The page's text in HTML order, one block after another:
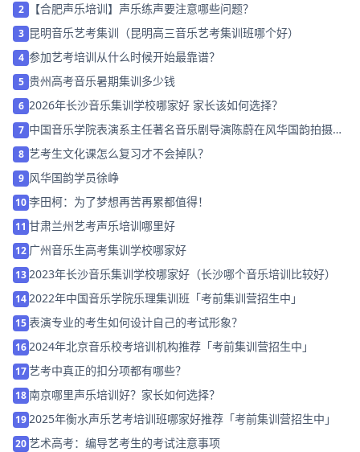
2 【合肥声乐培训】声乐练声要注意哪些问题？
3 昆明音乐艺考集训（昆明高三音乐艺考集训班哪个好）
4 参加艺考培训从什么时候开始最靠谱？
5 贵州高考音乐暑期集训多少钱
6 2026年长沙音乐集训学校哪家好 家长该如何选择？
7 中国音乐学院表演系主任著名音乐剧导演陈蔚在风华国韵拍摄宣
传片
8 艺考生文化课怎么复习才不会掉队？
9 风华国韵学员徐峥
10李田柯：为了梦想再苦再累都值得！
11 甘肃兰州艺考声乐培训哪里好
12 广州音乐生高考集训学校哪家好
132023年长沙音乐集训学校哪家好（长沙哪个音乐培训比较好）
142022年中国音乐学院乐理集训班「考前集训营招生中」
15表演专业的考生如何设计自己的考试形象？
162024年北京音乐校考培训机构推荐「考前集训营招生中」
17艺考中真正的扣分项都有哪些？
18南京哪里声乐培训好？家长如何选择？
192025年衡水声乐艺考培训班哪家好推荐「考前集训营招生中」
20艺术高考：编导艺考生的考试注意事项